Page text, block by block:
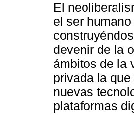
El
el ser
devenir de la
ámbitos de la
privada la
nuevas
plataformas